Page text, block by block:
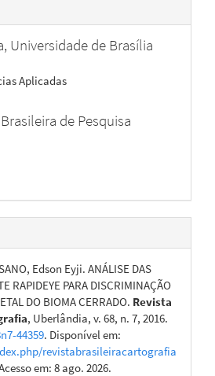
Universidade de Brasília
Aplicadas
Brasileira de Pesquisa
Edson Eyji. ANÁLISE DAS
RAPIDEYE PARA DISCRIMINAÇÃO
DO BIOMA CERRADO. Revista
, Uberlândia, v. 68, n. 7, 2016.
44359. Disponível em:
revistabrasileiracartografia
em: 8 ago. 2026.